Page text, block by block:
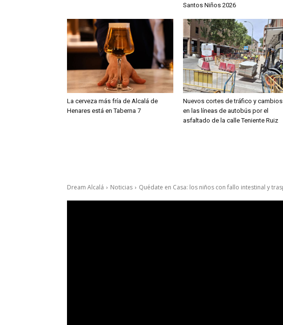
Santos Niños 2026
La cerveza más fría de Alcalá de
Henares está en Taberna 7
Nuevos cortes de tráfico y cambios
en las líneas de autobús por el
asfaltado de la calle Teniente Ruiz